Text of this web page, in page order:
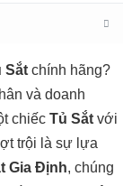
Sắt chính hãng?
và doanh
chiếc Tủ Sắt với
trội là sự lựa
Gia Định, chúng